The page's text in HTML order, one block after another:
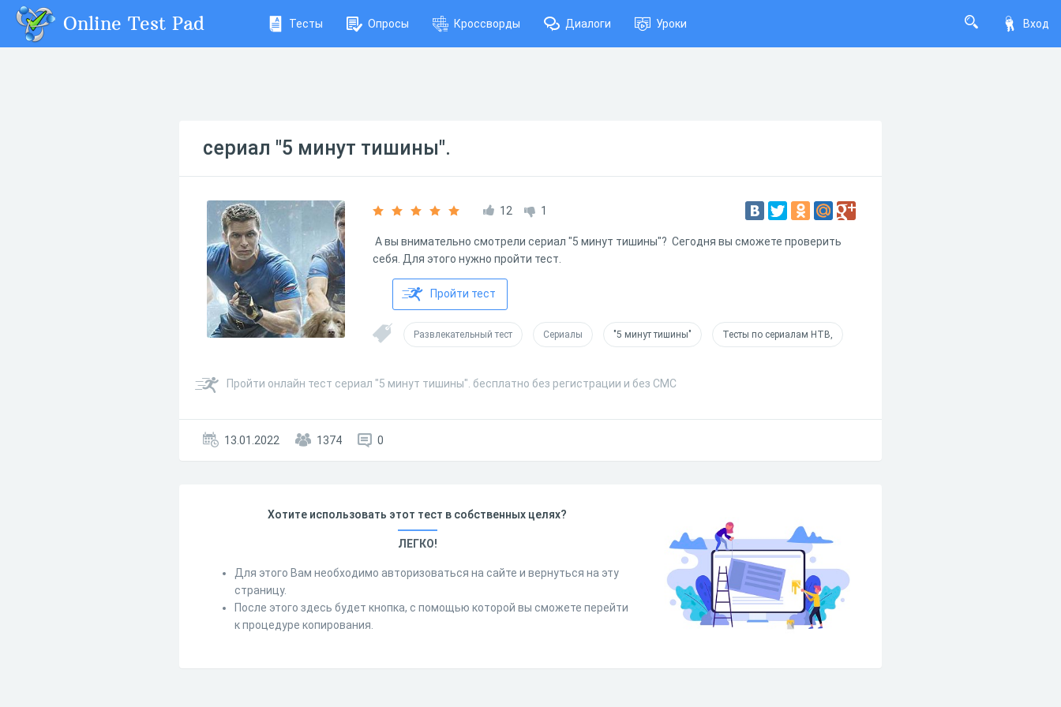
Вход
Online Test Pad Тесты Опросы Кроссворды Диалоги Уроки
сериал "5 минут тишины".
12 1
А вы внимательно смотрели сериал "5 минут тишины"? Сегодня вы сможете проверить
себя. Для этого нужно пройти тест.
Пройти тест
Развлекательный тест Сериалы "5 минут тишины" Тесты по сериалам НТВ,
Пройти онлайн тест сериал "5 минут тишины". бесплатно без регистрации и без СМС
13.01.2022 1374 0
Хотите использовать этот тест в собственных целях?
ЛЕГКО!
Для этого Вам необходимо авторизоваться на сайте и вернуться на эту
страницу.
После этого здесь будет кнопка, с помощью которой вы сможете перейти
к процедуре копирования.